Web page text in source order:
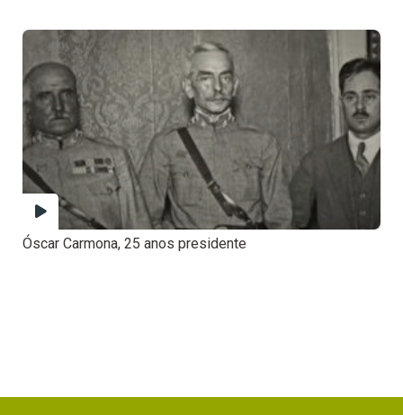
Óscar Carmona, 25 anos presidente